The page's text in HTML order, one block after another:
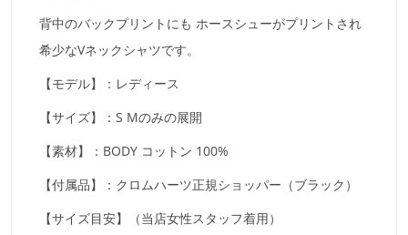
背中のバックプリントにも ホースシューがプリントされ
希少なVネックシャツです。
【モデル】：レディース
【サイズ】：S Mのみの展開
【素材】：BODY コットン 100%
【付属品】：クロムハーツ正規ショッパー（ブラック）
【サイズ目安】（当店女性スタッフ着用）